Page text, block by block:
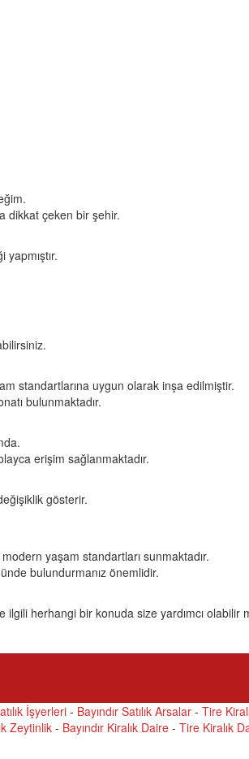
dikkat çeken bir şehir.
standartlarına uygun olarak inşa edilmiştir.
bulunmaktadır.
erişim sağlanmaktadır.
gösterir.
yaşam standartları sunmaktadır.
bulundurmanız önemlidir.
ilgili herhangi bir konuda size yardımcı olabilir
İşyerleri - Bayındır Satılık Arsalar - Tire
Zeytinlik- Bayındır Kiralık Daire- Tire Kiralık